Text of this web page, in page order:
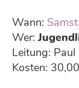
Wann:
Wer:
Leitung: Paul
Kosten: